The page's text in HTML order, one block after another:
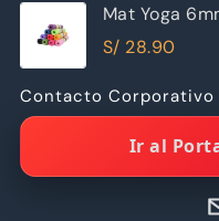
Mat Yoga
Calidad
S/ 28.90
Contacto
Ir al